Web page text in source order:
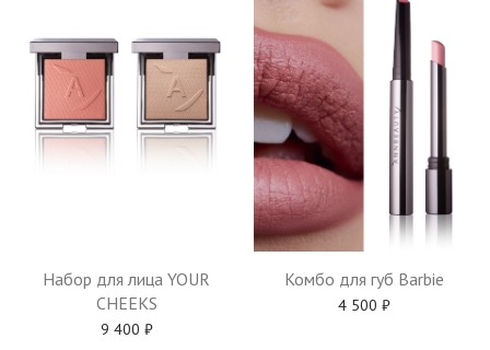
Набор для лица YOUR
CHEEKS
9 400 ₽
Комбо для губ Barbie
4 500 ₽